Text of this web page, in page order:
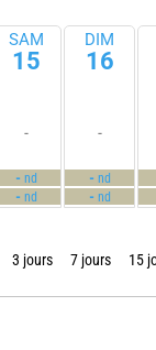
SAM
15
-
- nd
- nd
DIM
16
-
- nd
- nd
3 jours 7 jours 15